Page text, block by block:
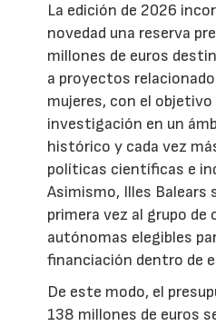
La edición de 2026
novedad una reserva
millones de euros
a proyectos
mujeres, con el
investigación en un
histórico y cada vez
políticas científicas e
Asimismo, Illes Balears
primera vez al grupo de
autónomas elegibles
financiación dentro de
De este modo, el
138 millones de euros